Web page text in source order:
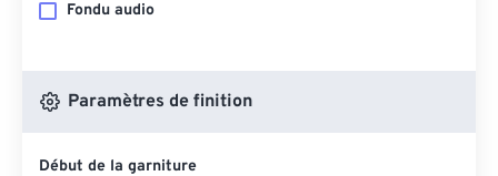
Fondu audio
Paramètres de finition
Début de la garniture